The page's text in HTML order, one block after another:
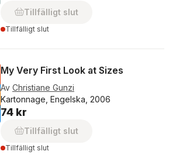
Tillfälligt slut
Tillfälligt slut
My Very First Look at Sizes
Av Christiane Gunzi
Kartonnage, Engelska, 2006
74 kr
Tillfälligt slut
Tillfälligt slut